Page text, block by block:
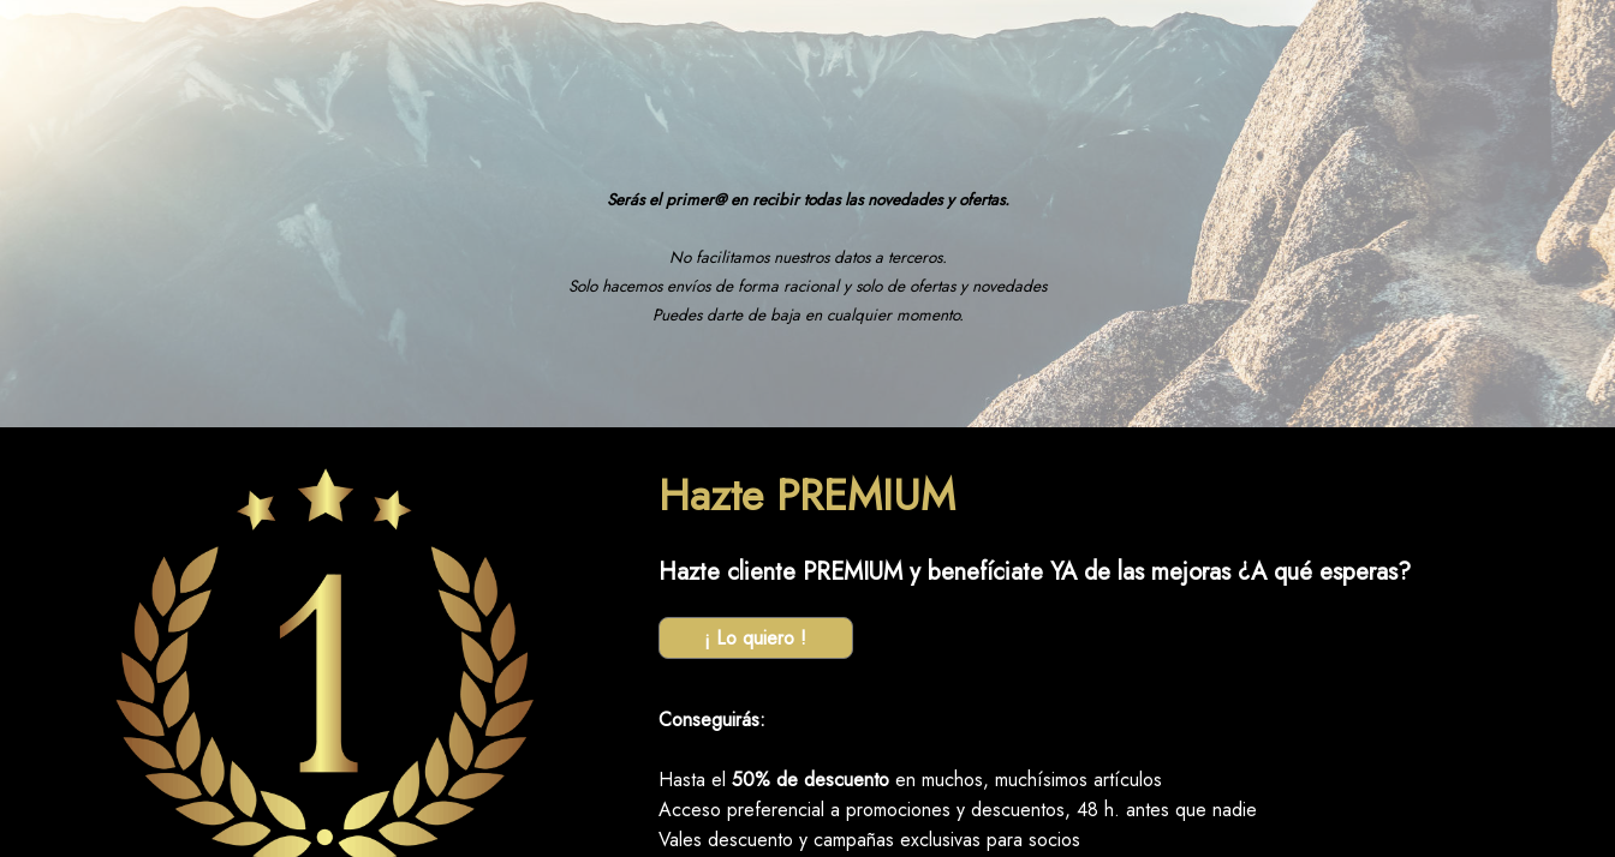
Serás el primer@ en recibir todas las novedades y ofertas.
No facilitamos nuestros datos a terceros.
Solo hacemos envíos de forma racional y solo de ofertas y novedades
Puedes darte de baja en cualquier momento.
Hazte PREMIUM
Hazte cliente PREMIUM y benefíciate YA de las mejoras ¿A qué esperas?
¡ Lo quiero !
Conseguirás:
Hasta el 50% de descuentoen muchos, muchísimos artículos
Acceso preferencial a promociones y descuentos, 48 h. antes que nadie
Vales descuento y campañas exclusivas para socios